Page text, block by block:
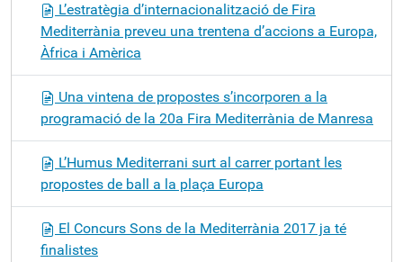
L’estratègia d’internacionalització de Fira
Mediterrània preveu una trentena d’accions a Europa,
Àfrica i Amèrica
Una vintena de propostes s’incorporen a la
programació de la 20a Fira Mediterrània de Manresa
L’Humus Mediterrani surt al carrer portant les
propostes de ball a la plaça Europa
El Concurs Sons de la Mediterrània 2017 ja té
finalistes